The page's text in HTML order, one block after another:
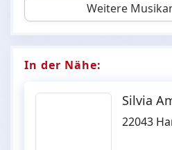
Weitere
In der Nähe:
Silvia
22043